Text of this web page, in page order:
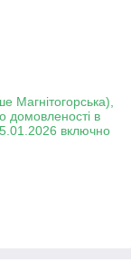
Магнітогорська),
домовленості в
включно